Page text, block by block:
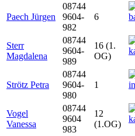
Paech Jürgen
08744
9604-
982
6
Sterr
Magdalena
08744
9604-
989
16 (1.
OG)
Strötz Petra
08744
9604-
980
1
Vogel
Vanessa
08744
9604
983
12
(1.OG)